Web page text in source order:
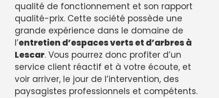
qualité de fonctionnement et son rapport
qualité-prix. Cette société possède une
grande expérience dans le domaine de
l’entretien d’espaces verts et d’arbres à
Lescar. Vous pourrez donc profiter d’un
service client réactif et à votre écoute, et
voir arriver, le jour de l’intervention, des
paysagistes professionnels et compétents.